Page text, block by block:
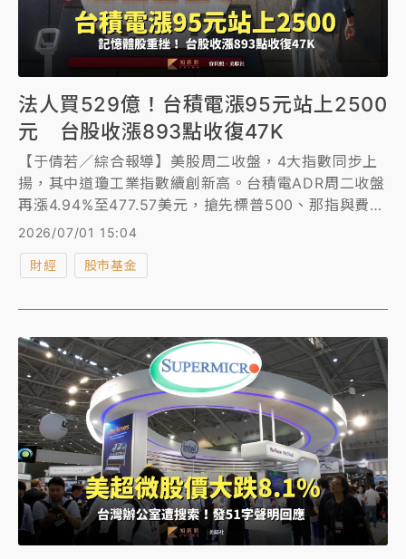
法人買529億！台積電漲95元站上2500
元 台股收漲893點收復47K
【于倩若／綜合報導】美股周二收盤，4大指數同步上
揚，其中道瓊工業指數續創新高。台積電ADR周二收盤
再漲4.94%至477.57美元，搶先標普500、那指與費半
刷新天價，周一和周二2天狂飆10.46%。
2026/07/01 15:04
財經 股市基金